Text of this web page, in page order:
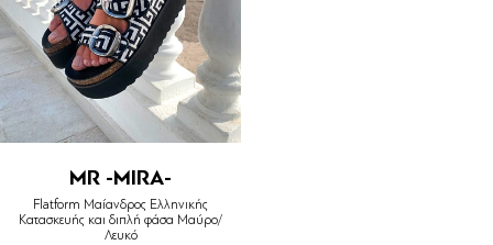
MR -MIRA-
Flatform Μαίανδρος Ελληνικής
Κατασκευής και διπλή φάσα Μαύρο/
Λευκό